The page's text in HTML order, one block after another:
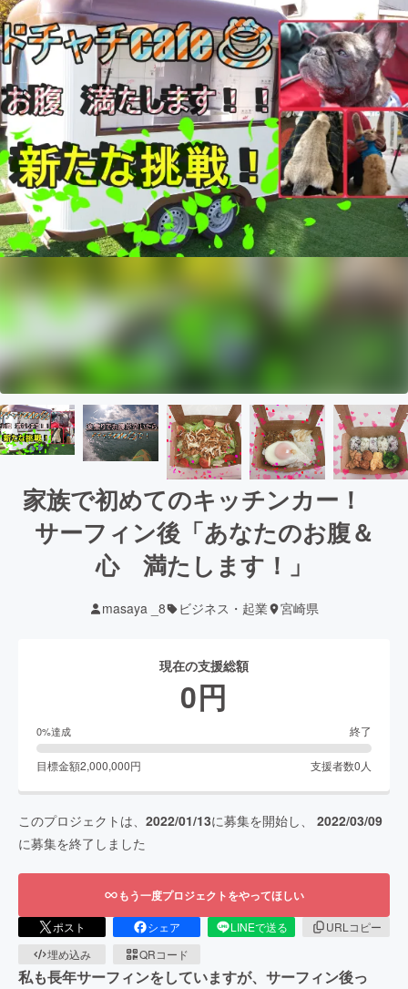
家族で初めてのキッチンカー！
サーフィン後「あなたのお腹＆
心 満たします！」
masaya _8 ビジネス・起業 宮崎県
現在の支援総額
0円
0%達成 終了
目標金額2,000,000円 支援者数0 人
このプロジェクトは、 2022/01/13に募集を開始し、 2022/03/09
に募集を終了しました
もう一度プロジェクトをやってほしい
ポスト シェア LINEで送る
URLコピー
埋め込み
QRコード
私も長年サーフィンをしていますが、サーフィン後っ